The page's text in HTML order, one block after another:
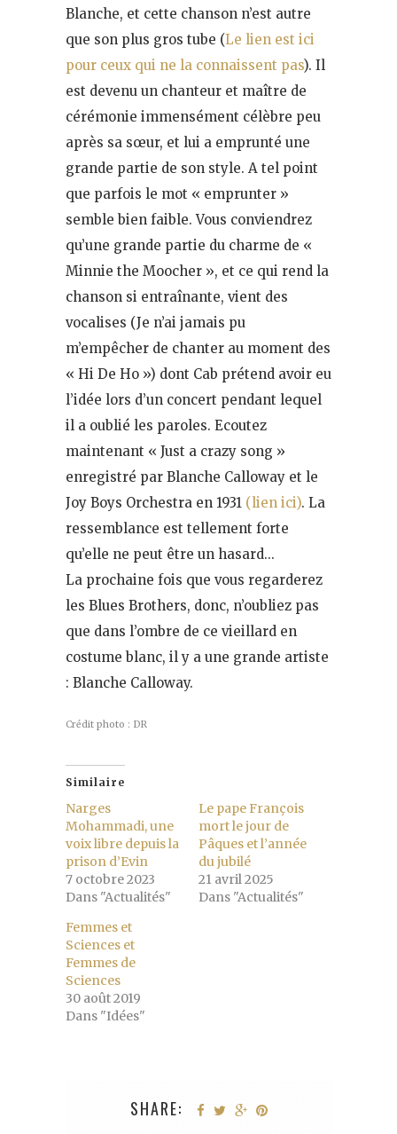
Blanche, et cette chanson n’est autre
que son plus gros tube (Le lien est ici
pour ceux qui ne la connaissent pas). Il
est devenu un chanteur et maître de
cérémonie immensément célèbre peu
après sa sœur, et lui a emprunté une
grande partie de son style. A tel point
que parfois le mot « emprunter »
semble bien faible. Vous conviendrez
qu’une grande partie du charme de «
Minnie the Moocher », et ce qui rend la
chanson si entraînante, vient des
vocalises (Je n’ai jamais pu
m’empêcher de chanter au moment des
« Hi De Ho ») dont Cab prétend avoir eu
l’idée lors d’un concert pendant lequel
il a oublié les paroles. Ecoutez
maintenant « Just a crazy song »
enregistré par Blanche Calloway et le
Joy Boys Orchestra en 1931 (lien ici). La
ressemblance est tellement forte
qu’elle ne peut être un hasard…
La prochaine fois que vous regarderez
les Blues Brothers, donc, n’oubliez pas
que dans l’ombre de ce vieillard en
costume blanc, il y a une grande artiste
: Blanche Calloway.
Crédit photo : DR
Similaire
Narges
Mohammadi, une
voix libre depuis la
prison d’Evin
7 octobre 2023
Dans "Actualités"
Le pape François
mort le jour de
Pâques et l’année
du jubilé
21 avril 2025
Dans "Actualités"
Femmes et
Sciences et
Femmes de
Sciences
30 août 2019
Dans "Idées"
SHARE: